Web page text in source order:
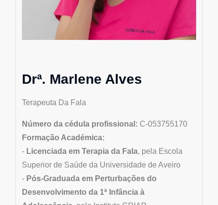
Drª. Marlene Alves
Terapeuta Da Fala
Número da cédula profissional: C-053755170
Formação Académica:
- Licenciada em Terapia da Fala, pela Escola
Superior de Saúde da Universidade de Aveiro
- Pós-Graduada em Perturbações do
Desenvolvimento da 1ª Infância à